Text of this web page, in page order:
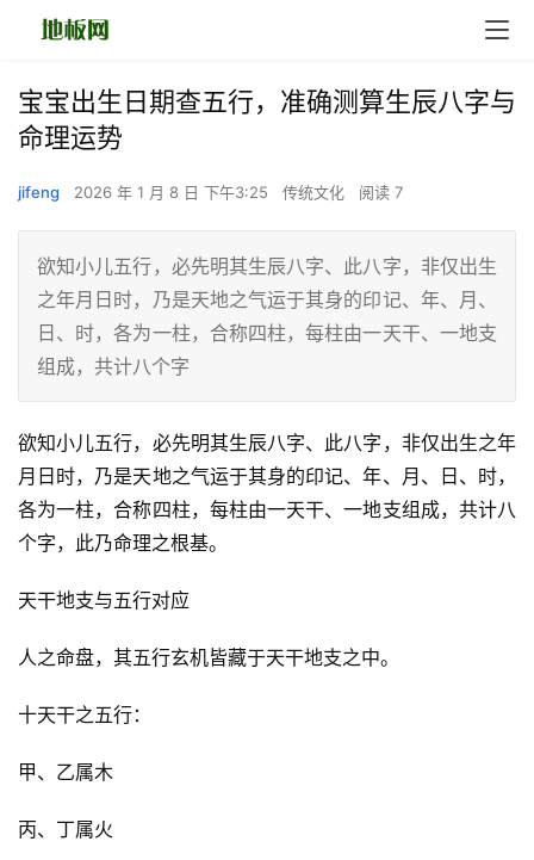
宝宝出生日期查五行，准确测算生辰八字与
命理运势
jifeng 2026 年 1 月 8 日 下午3:25 传统文化 阅读 7
欲知小儿五行，必先明其生辰八字、此八字，非仅出生
之年月日时，乃是天地之气运于其身的印记、年、月、
日、时，各为一柱，合称四柱，每柱由一天干、一地支
组成，共计八个字
欲知小儿五行，必先明其生辰八字、此八字，非仅出生之年
月日时，乃是天地之气运于其身的印记、年、月、日、时，
各为一柱，合称四柱，每柱由一天干、一地支组成，共计八
个字，此乃命理之根基。
天干地支与五行对应
人之命盘，其五行玄机皆藏于天干地支之中。
十天干之五行：
甲、乙属木
丙、丁属火